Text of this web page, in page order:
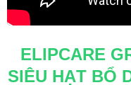
ELIPCARE
SIÊU HẠT BỔ